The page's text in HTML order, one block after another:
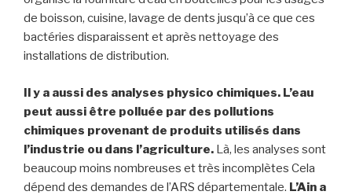
de boisson, cuisine, lavage de dents jusqu’à ce que ces
bactéries disparaissent et après nettoyage des
installations de distribution.
Il y a aussi des analyses physico chimiques. L’eau
peut aussi être polluée par des pollutions
chimiques provenant de produits utilisés dans
l’industrie ou dans l’agriculture. Là, les analyses sont
beaucoup moins nombreuses et très incomplètes Cela
dépend des demandes de l’ARS départementale. L’Ain a